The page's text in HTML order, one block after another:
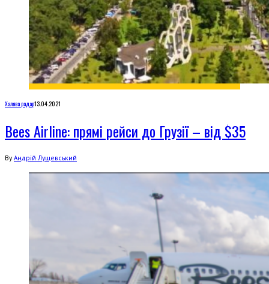
Халява радар13.04.2021
Bees Airline: прямі рейси до Грузії – від $35
By Андрій Лущевський